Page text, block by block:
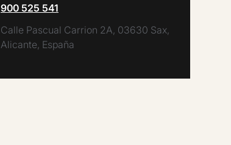
900 525 541
Calle Pascual Carrion 2A, 03630 Sax,
Alicante, España